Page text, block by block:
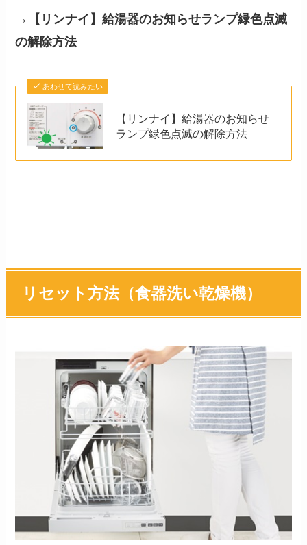
→
【リンナイ】給湯器のお知らせランプ緑色点滅
の解除方法
あわせて読みたい
【リンナイ】給湯器のお知らせ
ランプ緑色点滅の解除方法
リセット方法（食器洗い乾燥機）